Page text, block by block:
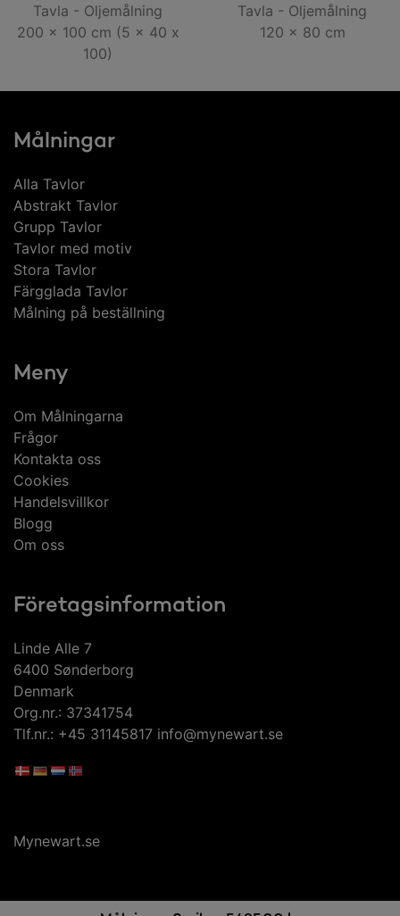
Tavla - Oljemålning
200 x 100 cm (5 x 40 x
100)
Tavla - Oljemålning
120 x 80 cm
Målningar
Alla Tavlor
Abstrakt Tavlor
Grupp Tavlor
Tavlor med motiv
Stora Tavlor
Färgglada Tavlor
Målning på beställning
Meny
Om Målningarna
Frågor
Kontakta oss
Cookies
Handelsvillkor
Blogg
Om oss
Företagsinformation
Linde Alle 7
6400 Sønderborg
Denmark
Org.nr.: 37341754
Tlf.nr.: +45 31145817 info@mynewart.se
Mynewart.se